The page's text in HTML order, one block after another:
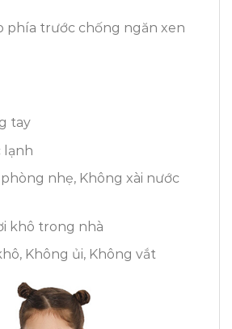
phía trước chống ngăn xen
tay
lạnh
nhẹ, Không xài nước
khô trong nhà
Không ủi, Không vắt